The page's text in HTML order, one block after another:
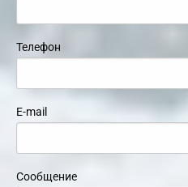
Телефон
E-mail
Сообщение